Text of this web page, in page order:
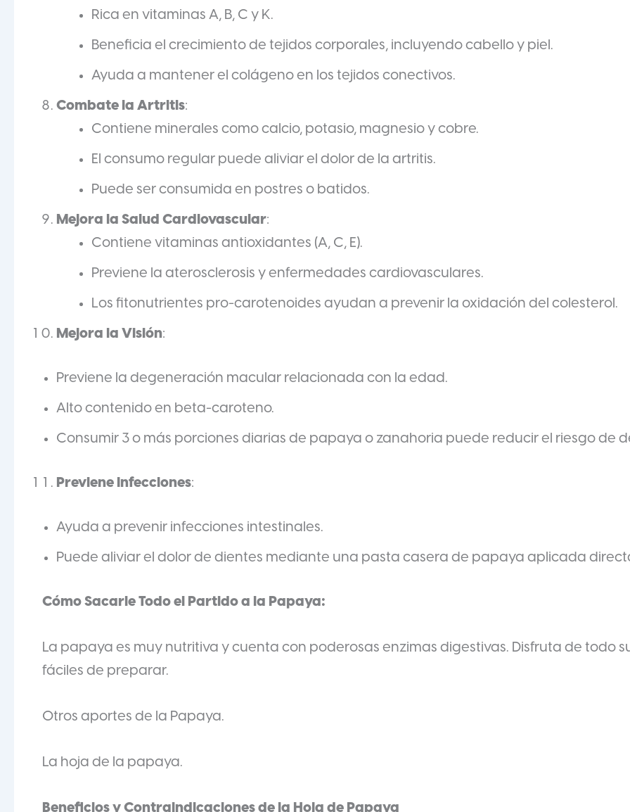
Rica en vitaminas A, B, C y K.
Beneficia el crecimiento de tejidos corporales, incluyendo cabello y piel.
Ayuda a mantener el colágeno en los tejidos conectivos.
Combate la Artritis:
Contiene minerales como calcio, potasio, magnesio y cobre.
El consumo regular puede aliviar el dolor de la artritis.
Puede ser consumida en postres o batidos.
Mejora la Salud Cardiovascular:
Contiene vitaminas antioxidantes (A, C, E).
Previene la aterosclerosis y enfermedades cardiovasculares.
Los fitonutrientes pro-carotenoides ayudan a prevenir la oxidación del colesterol.
Mejora la Visión:
Previene la degeneración macular relacionada con la edad.
Alto contenido en beta-caroteno.
Consumir 3 o más porciones diarias de papaya o zanahoria puede reducir el riesgo de
Previene Infecciones:
Ayuda a prevenir infecciones intestinales.
Puede aliviar el dolor de dientes mediante una pasta casera de papaya aplicada
Cómo Sacarle Todo el Partido a la Papaya:
La papaya es muy nutritiva y cuenta con poderosas enzimas digestivas. Disfruta de todo
fáciles de preparar.
Otros aportes de la Papaya.
La hoja de la papaya.
Beneficios y Contraindicaciones de la Hoja de Papaya